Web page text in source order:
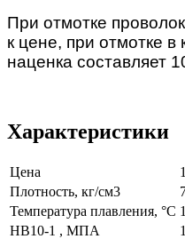
При отмотке
к цене, при отмотке в
наценка составляет
Характеристики
Цена
Плотность, кг/см3
Температура плавления, °С
НВ10-1 , МПА